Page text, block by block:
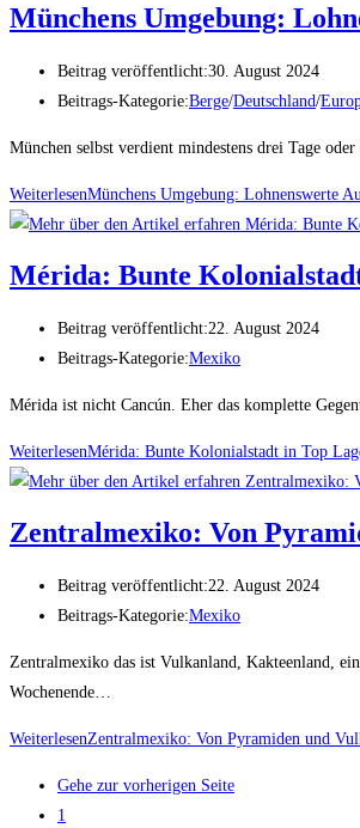
Münchens Umgebung:
Beitrag veröffentlicht:30. August 2024
Beitrags-Kategorie:Berge/Deutschland/
München selbst verdient mindestens drei Tage
WeiterlesenMünchens Umgebung: Lohnenswerte
Mérida: Bunte
Beitrag veröffentlicht:22. August 2024
Beitrags-Kategorie:Mexiko
Mérida ist nicht Cancún. Eher das komplette
WeiterlesenMérida: Bunte Kolonialstadt in Top
Zentralmexiko: Von
Beitrag veröffentlicht:22. August 2024
Beitrags-Kategorie:Mexiko
Zentralmexiko das ist Vulkanland, Kakteenland,
Wochenende…
WeiterlesenZentralmexiko: Von Pyramiden und
Gehe zur vorherigen Seite
1